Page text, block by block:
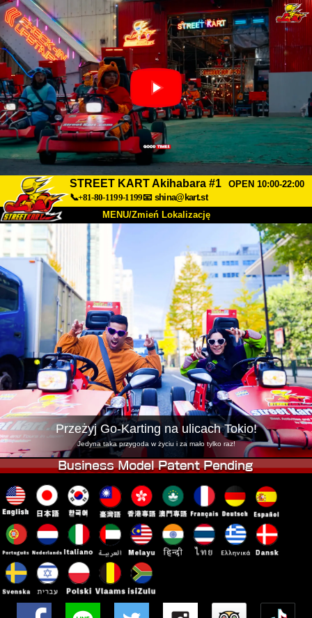
STREET KART Akihabara #1
OPEN 10:00-22:00
📞+81-80-1199-1199📧 shina@kart.st
MENU/Zmień Lokalizację
O nas Specyfikacja Cena
Dojazd FAQ
Firma Rezerwacja
Zmień Lokalizację
Tokyo Shinagawa Tokyo Akihabara#1
Tokyo Akihabara#2 Tokyo Shibuya
Tokyo Shibuya Annex Tokyo Bay
Tokyo Asakusa Osaka
Okinawa
Przeżyj Go-Karting na ulicach Tokio!
Jedyna taka przygoda w życiu i za mało tylko raz!